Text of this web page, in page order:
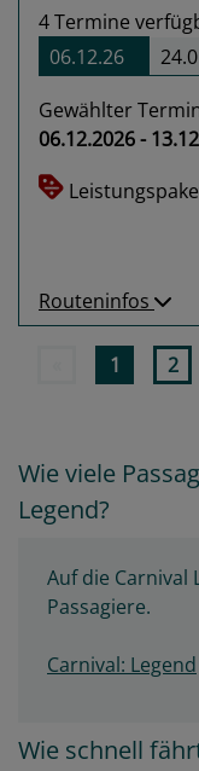
4Termine
06.12.26
Gewählter
06.12.2026 -
Routeninfos
1 2
Wie viele
Legend?
Auf die Carnival
Passagiere.
Carnival: Legend
Wie schnell